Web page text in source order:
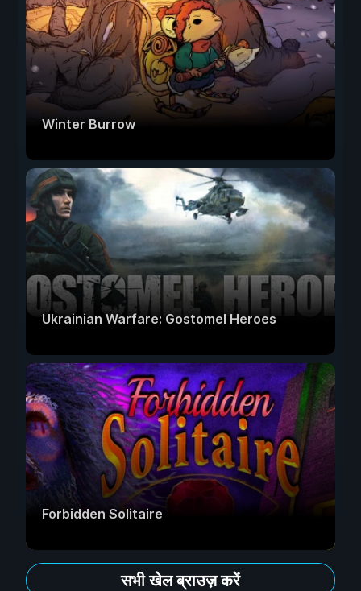
Winter Burrow
Ukrainian Warfare: Gostomel Heroes
Forbidden Solitaire
सभी खेल ब्राउज़ करें